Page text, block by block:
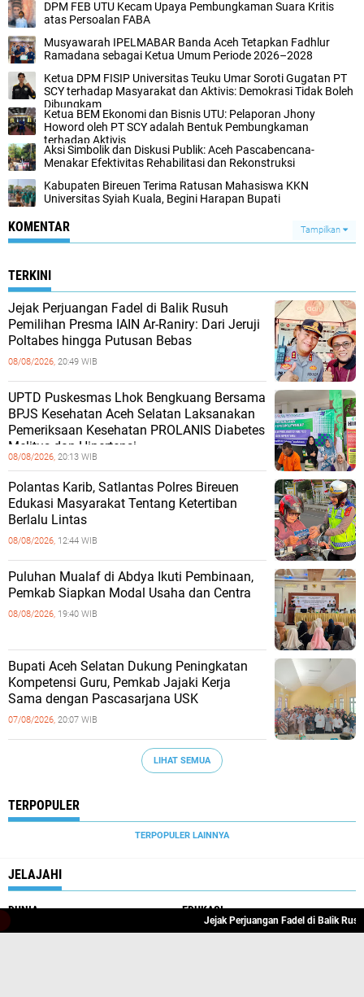
DPM FEB UTU Kecam Upaya Pembungkaman Suara Kritis
atas Persoalan FABA
Musyawarah IPELMABAR Banda Aceh Tetapkan Fadhlur
Ramadana sebagai Ketua Umum Periode 2026–2028
Ketua DPM FISIP Universitas Teuku Umar Soroti Gugatan PT
SCY terhadap Masyarakat dan Aktivis: Demokrasi Tidak Boleh
Dibungkam
Ketua BEM Ekonomi dan Bisnis UTU: Pelaporan Jhony
Howord oleh PT SCY adalah Bentuk Pembungkaman
terhadap Aktivis
Aksi Simbolik dan Diskusi Publik: Aceh Pascabencana-
Menakar Efektivitas Rehabilitasi dan Rekonstruksi
Kabupaten Bireuen Terima Ratusan Mahasiswa KKN
Universitas Syiah Kuala, Begini Harapan Bupati
KOMENTAR Tampilkan
TERKINI
Jejak Perjuangan Fadel di Balik Rusuh
Pemilihan Presma IAIN Ar-Raniry: Dari Jeruji
Poltabes hingga Putusan Bebas
08/08/2026, 20:49 WIB
UPTD Puskesmas Lhok Bengkuang Bersama
BPJS Kesehatan Aceh Selatan Laksanakan
Pemeriksaan Kesehatan PROLANIS Diabetes
Melitus dan Hipertensi
08/08/2026, 20:13 WIB
Polantas Karib, Satlantas Polres Bireuen
Edukasi Masyarakat Tentang Ketertiban
Berlalu Lintas
08/08/2026, 12:44 WIB
Puluhan Mualaf di Abdya Ikuti Pembinaan,
Pemkab Siapkan Modal Usaha dan Centra
08/08/2026, 19:40 WIB
Bupati Aceh Selatan Dukung Peningkatan
Kompetensi Guru, Pemkab Jajaki Kerja
Sama dengan Pascasarjana USK
07/08/2026, 20:07 WIB
LIHAT SEMUA
TERPOPULER
TERPOPULER LAINNYA
JELAJAHI
DUNIA
EDUKASI
EKBIS
ENTERTAINMENT
Jejak Perjuangan Fadel di Balik